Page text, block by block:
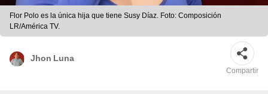
Flor Polo es la única hija que tiene Susy Díaz. Foto: Composición
LR/América TV.
Jhon Luna
Compartir